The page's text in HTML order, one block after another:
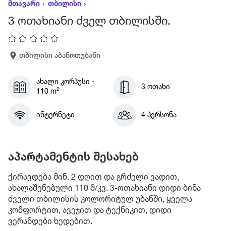
მთავარი თბილისი
3 ოთახიანი ძველ თბილისში.
თბილისი აბანოთუბანი
ახალი კორპუსი -
110 m²
3 ოთახი
ინტერნეტი 4 პერსონა
აპარტამენტის შესახებ
ქირავდება მინ. 2 დღით და გრძელი ვადით,
ახალაშენებული 110 მ/კვ. 3-ოთახიანი დიდი ბინა
ძველი თბილისის კოლორიტულ უბანში, ყველა
კომფორტით, ავეჯით და ტექნიკით, დიდი
ვერანდები ხედებით.